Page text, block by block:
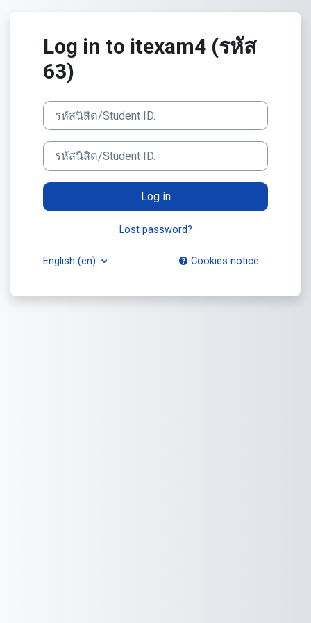
Log in to itexam4 (รหัส
63)
รหัสนิสิต/Student ID.
รหัสนิสิต/Student ID.
Log in
Lost password?
English ‎(en)‎ Cookies notice